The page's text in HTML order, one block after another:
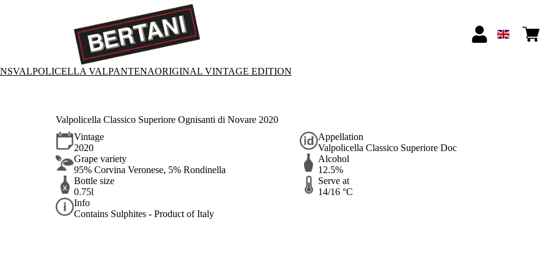
VALPOLICELLA VALPANTENAORIGINAL VINTAGE EDITION
Valpolicella Classico Superiore Ognisanti di Novare 2020
Vintage
2020
Appellation
Valpolicella Classico Superiore Doc
Grape variety
95% Corvina Veronese, 5% Rondinella
Alcohol
12.5%
Bottle size
0.75l
Serve at
14/16 °C
Info
Contains Sulphites - Product of Italy